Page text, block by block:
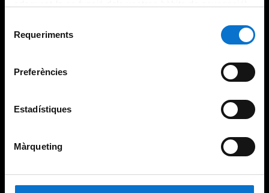
consultar laPolítica de galetes del lloc web de la
Requeriments
Preferències
Estadístiques
Màrqueting